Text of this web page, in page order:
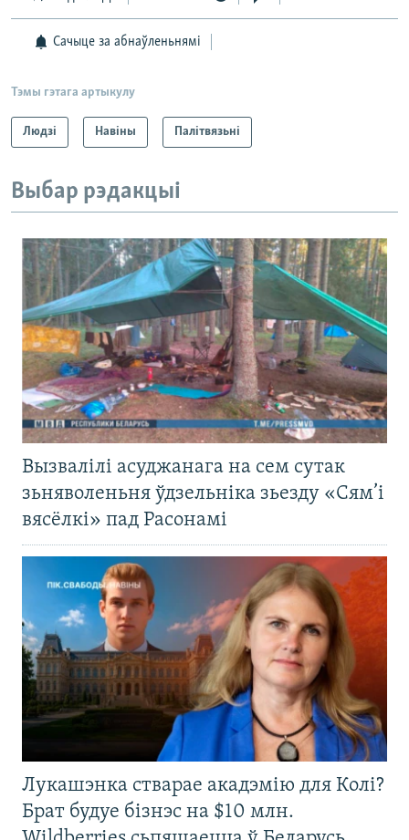
Сачыце за абнаўленьнямі
Тэмы гэтага артыкулу
Людзі Навіны Палітвязьні
Выбар рэдакцыі
Вызвалілі асуджанага на сем сутак
зьняволеньня ўдзельніка зьезду «Сям’і
вясёлкі» пад Расонамі
Лукашэнка стварае акадэмію для Колі?
Брат будуе бізнэс на $10 млн.